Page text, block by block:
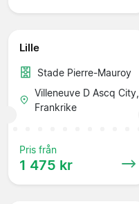
Lille
Stade Pierre-Mauroy
Villeneuve D Ascq City,
Frankrike
Pris från
1 475 kr